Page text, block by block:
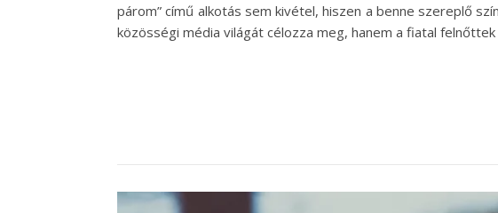
párom” című alkotás sem kivétel, hiszen a benne szereplő
közösségi média világát célozza meg, hanem a fiatal